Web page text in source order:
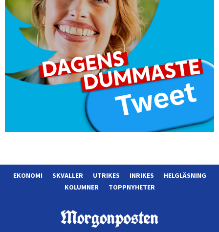
EKONOMI SKVALLER UTRIKES INRIKES
HELGLÄSNING
KOLUMNER
TOPPNYHETER